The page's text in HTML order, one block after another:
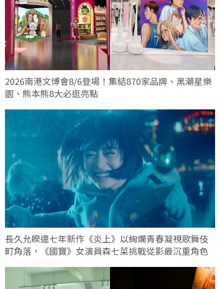
2026南港文博會8/6登場！集結870家品牌、黑潮星樂
園、熊本熊8大必逛亮點
長久允睽違七年新作《炎上》以絢爛青春凝視歌舞伎
町角落，《國寶》女演員森七菜挑戰從影最沉重角色